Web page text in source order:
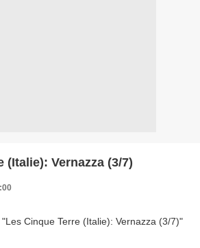
(Italie): Vernazza (3/7)